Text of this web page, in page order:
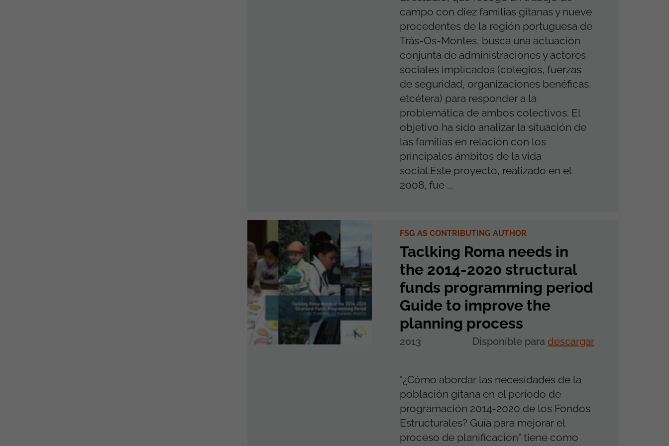
campo con diez familias gitanas y nueve
procedentes de la región portuguesa de
Trás-Os-Montes, busca una actuación
conjunta de administraciones y actores
sociales implicados (colegios, fuerzas
de seguridad, organizaciones benéficas,
etcétera) para responder a la
problemática de ambos colectivos. El
objetivo ha sido analizar la situación de
las familias en relación con los
principales ámbitos de la vida
social.Este proyecto, realizado en el
2008, fue ...
FSG AS CONTRIBUTING AUTHOR
Taclking Roma needs in
the 2014-2020 structural
funds programming period
Guide to improve the
planning process
2013 Disponible para descargar
"¿Cómo abordar las necesidades de la
población gitana en el período de
programación 2014-2020 de los Fondos
Estructurales? Guía para mejorar el
proceso de planificación" tiene como